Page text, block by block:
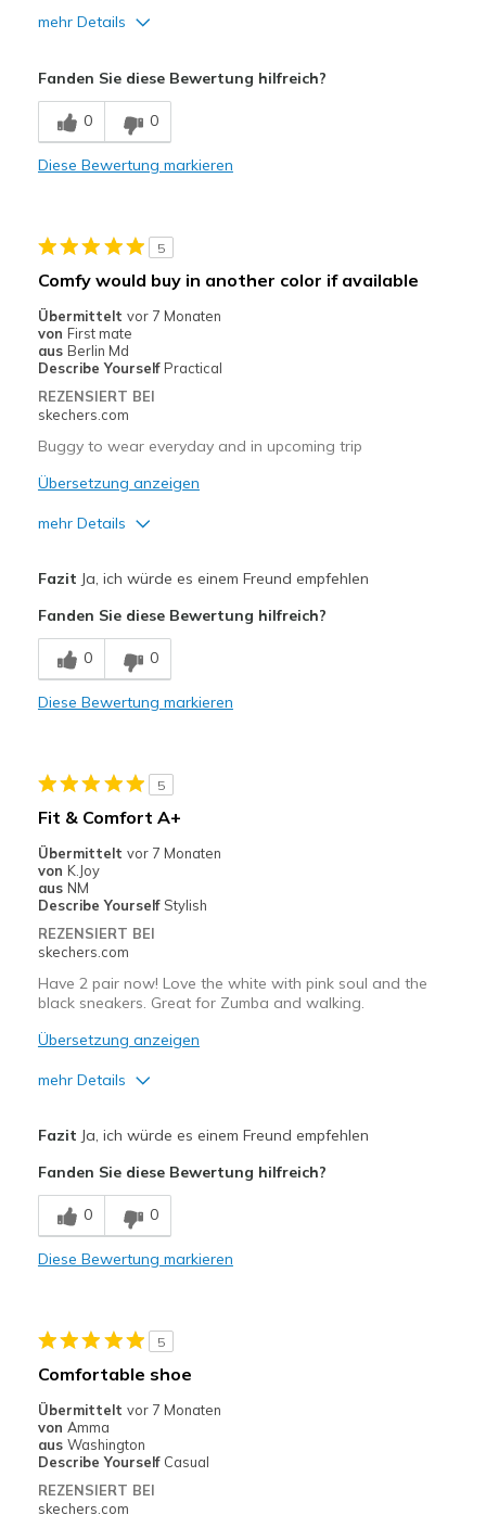
mehr Details
Breathe Well
Comfortable
Stylish
Geeignete Verwendung
Casual Wear
Sizing
Fanden Sie diese Bewertung hilfreich?
0 0
Diese Bewertung markieren
5
Comfy would buy in another color if available
Übermittelt vor 7 Monaten
von First mate
aus Berlin Md
Describe Yourself Practical
REZENSIERT BEI
skechers.com
Buggy to wear everyday and in upcoming trip
Übersetzung anzeigen
mehr Details
Stylish
Nachteile
Have non
Casual Wear
Width
Sizing
Feels true to size
View On Shoes
Fazit Ja, ich würde es einem Freund empfehlen
Fanden Sie diese Bewertung hilfreich?
0 0
Diese Bewertung markieren
5
Fit & Comfort A+
Übermittelt vor 7 Monaten
von K.Joy
aus NM
Describe Yourself Stylish
REZENSIERT BEI
skechers.com
Have 2 pair now! Love the white with pink soul and the
black sneakers. Great for Zumba and walking.
Übersetzung anzeigen
mehr Details
Breathe Well
Comfortable
Geeignete Verwendung
Travel
Width
Fazit Ja, ich würde es einem Freund empfehlen
Fanden Sie diese Bewertung hilfreich?
0 0
Diese Bewertung markieren
5
Comfortable shoe
Übermittelt vor 7 Monaten
von Amma
aus Washington
Describe Yourself Casual
REZENSIERT BEI
skechers.com